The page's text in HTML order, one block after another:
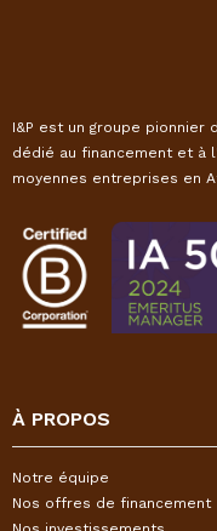
I&P est un groupe
dédié au financement et à
moyennes entreprises en
À PROPOS
Notre équipe
Nos offres de financement